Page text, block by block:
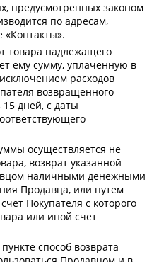
предусмотренных законом
по адресам,
«Контакты».
товара надлежащего
ему сумму, уплаченную в
расходов
возвращенного
дней, с даты
осуществляется не
возврат указанной
наличными денежными
Продавца, или путем
Покупателя с которого
или иной счет
способ возврата